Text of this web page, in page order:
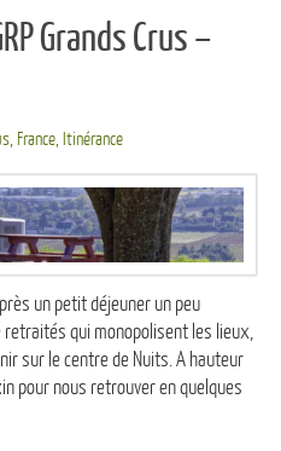
Grands Crus –
, France, Itinérance
un petit déjeuner un peu
qui monopolisent les lieux,
sur le centre de Nuits. A hauteur
pour nous retrouver en quelques